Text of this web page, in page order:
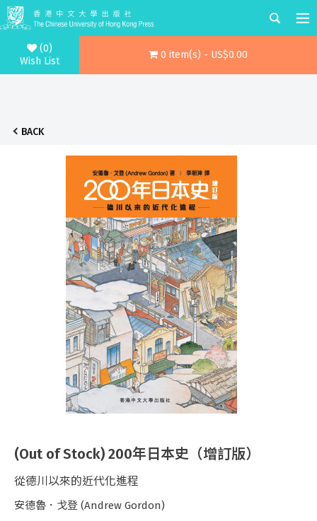
(0)
Wish List
0 item(s) - US$0.00
BACK
(Out of Stock) 200年日本史（增訂版）
從德川以來的近代化進程
安德魯．戈登 (Andrew Gordon)